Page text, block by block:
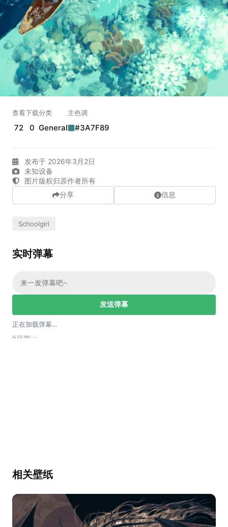
查看
72
下载
0
分类
General
主色调
#3A7F89
发布于 2026年3月2日
未知设备
图片版权归原作者所有
分享 信息
Schoolgirl
实时弹幕
发送弹幕
正在加载弹幕…
加载弹幕...
相关壁纸
相关壁纸